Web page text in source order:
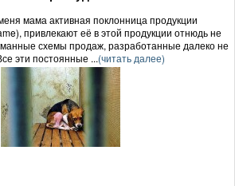
мама активная поклонница продукции
привлекают её в этой продукции отнюдь не
схемы продаж, разработанные далеко не
эти постоянные ...(читать далее)